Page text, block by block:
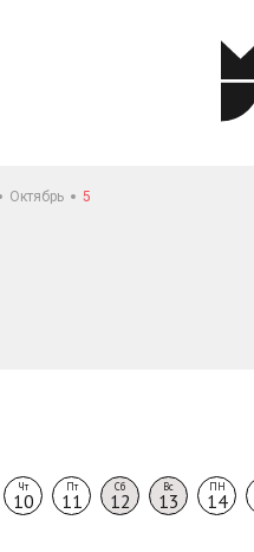
Октябрь 5
Чт
10
Пт
11
Сб
12
Вс
13
ПН
14